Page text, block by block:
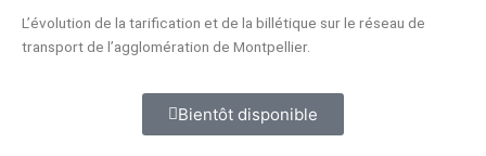
L’évolution de la tarification et de la billétique sur le réseau de
transport de l’agglomération de Montpellier.
Bientôt disponible